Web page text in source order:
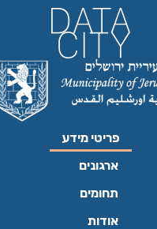
פריטי מידע
ארגונים
תחומים
אודות